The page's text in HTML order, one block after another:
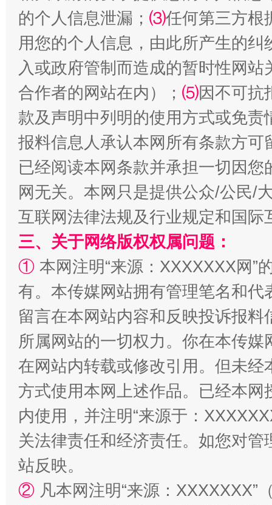
全民健身五年计划来了！等你上场
阿坝州三大球赛在茂县开幕 规模
国家大学科技园优化重塑工作
的个人信息泄漏； ⑶任何第三方根
用您的个人信息，由此所产生的纠
入或政府管制而造成的暂时性网
合作者的网站在内）； ⑸因不可抗
款及声明中列明的使用方式或免责
报料信息人承认本网所有条款方
已经阅读本网条款并承担一切因
网无关。本网只是提供公众/公民/
互联网法律法规及行业规定和国
三、关于网络版权权属问题：
① 本网注明“来源：XXXXXXX网”
有。本传媒网站拥有管理笔名和
留言在本网站内容和反映投诉报
所属网站的一切权力。你在本传
在网站内转载或修改引用。但未
方式使用本网上述作品。已经本
内使用，并注明“来源于：
关法律责任和经济责任。如您对
站反映。
② 凡本网注明“来源：